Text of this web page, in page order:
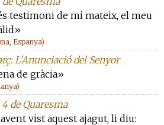
testimoni de mi mateix, el meu
Espanya)
L'Anunciació del Senyor
de gràcia»
de Quaresma
vist aquest ajagut, li diu: